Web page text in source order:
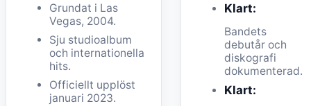
Grundat i Las
Vegas, 2004.
Sju studioalbum
och internationella
hits.
Officiellt upplöst
januari 2023.
Klart:
Bandets
debutår och
diskografi
dokumenterad.
Klart: